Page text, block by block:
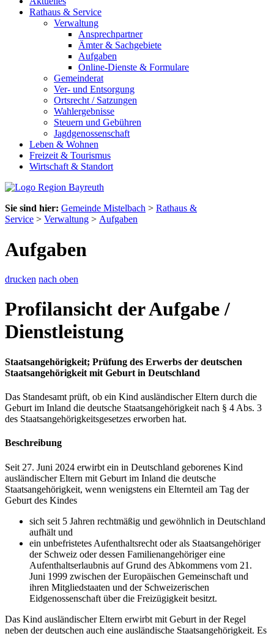
Rathaus & Service
Verwaltung
Ansprechpartner
Ämter & Sachgebiete
Aufgaben
Online-Dienste & Formulare
Gemeinderat
Ver- und Entsorgung
Ortsrecht / Satzungen
Wahlergebnisse
Steuern und Gebühren
Jagdgenossenschaft
Leben & Wohnen
Freizeit & Tourismus
Wirtschaft & Standort
Sie sind hier: Gemeinde Mistelbach > Rathaus &
Service > Verwaltung > Aufgaben
Aufgaben
drucken nach oben
Profilansicht der Aufgabe /
Dienstleistung
Staatsangehörigkeit; Prüfung des Erwerbs der deutschen
Staatsangehörigkeit mit Geburt in Deutschland
Das Standesamt prüft, ob ein Kind ausländischer Eltern durch die
Geburt im Inland die deutsche Staatsangehörigkeit nach § 4 Abs. 3
des Staatsangehörigkeitsgesetzes erworben hat.
Beschreibung
Seit 27. Juni 2024 erwirbt ein in Deutschland geborenes Kind
ausländischer Eltern mit Geburt im Inland die deutsche
Staatsangehörigkeit, wenn wenigstens ein Elternteil am Tag der
Geburt des Kindes
sich seit 5 Jahren rechtmäßig und gewöhnlich in Deutschland
aufhält und
ein unbefristetes Aufenthaltsrecht oder als Staatsangehöriger
der Schweiz oder dessen Familienangehöriger eine
Aufenthaltserlaubnis auf Grund des Abkommens vom 21.
Juni 1999 zwischen der Europäischen Gemeinschaft und
ihren Mitgliedstaaten und der Schweizerischen
Eidgenossenschaft über die Freizügigkeit besitzt.
Das Kind ausländischer Eltern erwirbt mit Geburt in der Regel
neben der deutschen auch eine ausländische Staatsangehörigkeit. Es